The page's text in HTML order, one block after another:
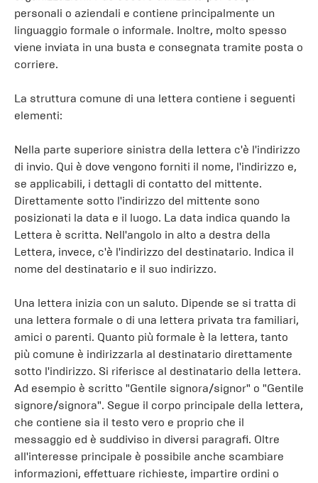
personali o aziendali e contiene principalmente un
linguaggio formale o informale. Inoltre, molto spesso
viene inviata in una busta e consegnata tramite posta o
corriere.
La struttura comune di una lettera contiene i seguenti
elementi:
Nella parte superiore sinistra della lettera c'è l'indirizzo
di invio. Qui è dove vengono forniti il ​​nome, l'indirizzo e,
se applicabili, i dettagli di contatto del mittente.
Direttamente sotto l'indirizzo del mittente sono
posizionati la data e il luogo. La data indica quando la
Lettera è scritta. Nell'angolo in alto a destra della
Lettera, invece, c'è l'indirizzo del destinatario. Indica il
nome del destinatario e il suo indirizzo.
Una lettera inizia con un saluto. Dipende se si tratta di
una lettera formale o di una lettera privata tra familiari,
amici o parenti. Quanto più formale è la lettera, tanto
più comune è indirizzarla al destinatario direttamente
sotto l'indirizzo. Si riferisce al destinatario della lettera.
Ad esempio è scritto "Gentile signora/signor" o "Gentile
signore/signora". Segue il corpo principale della lettera,
che contiene sia il testo vero e proprio che il
messaggio ed è suddiviso in diversi paragrafi. Oltre
all'interesse principale è possibile anche scambiare
informazioni, effettuare richieste, impartire ordini o